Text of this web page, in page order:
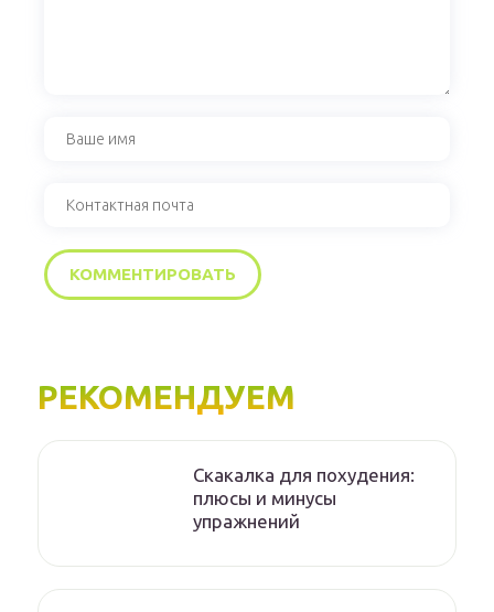
РЕКОМЕНДУЕМ
Скакалка для похудения:
плюсы и минусы
упражнений